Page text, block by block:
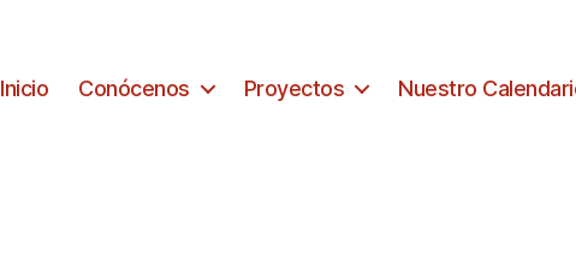
Inicio Conócenos Proyectos Nuestro